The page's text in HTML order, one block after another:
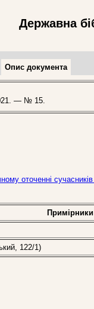
Державна
Опис документа
— № 15.
оточенні
Примірники
122/1)